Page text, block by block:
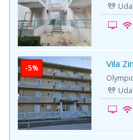
-5% Vila